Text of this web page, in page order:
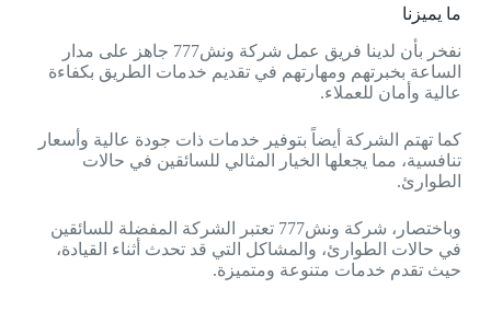
ما يميزنا
نفخر بأن لدينا فريق عمل شركة ونش777 جاهز على مدار
الساعة بخبرتهم ومهارتهم في تقديم خدمات الطريق بكفاءة
عالية وأمان للعملاء.
كما تهتم الشركة أيضاً بتوفير خدمات ذات جودة عالية وأسعار
تنافسية، مما يجعلها الخيار المثالي للسائقين في حالات
الطوارئ.
وباختصار، شركة ونش777 تعتبر الشركة المفضلة للسائقين
في حالات الطوارئ، والمشاكل التي قد تحدث أثناء القيادة،
حيث تقدم خدمات متنوعة ومتميزة.